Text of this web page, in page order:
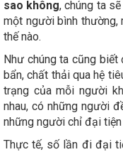
sao không, chúng ta
một người bình thường,
thế nào.
Như chúng ta cũng
bẩn, chất thải qua hệ
trạng của mỗi người
nhau, có những người
những người chỉ đại
Thực tế, số lần đi đại